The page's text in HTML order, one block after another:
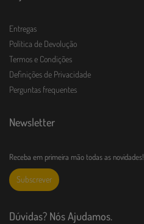
Entregas
Política de Devolução
Termos e Condições
Definições de Privacidade
Perguntas frequentes
Newsletter
Receba em primeira mão todas as novidades!
Subscrever
Dúvidas? Nós Ajudamos.